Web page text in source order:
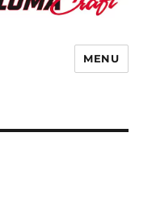
MENU